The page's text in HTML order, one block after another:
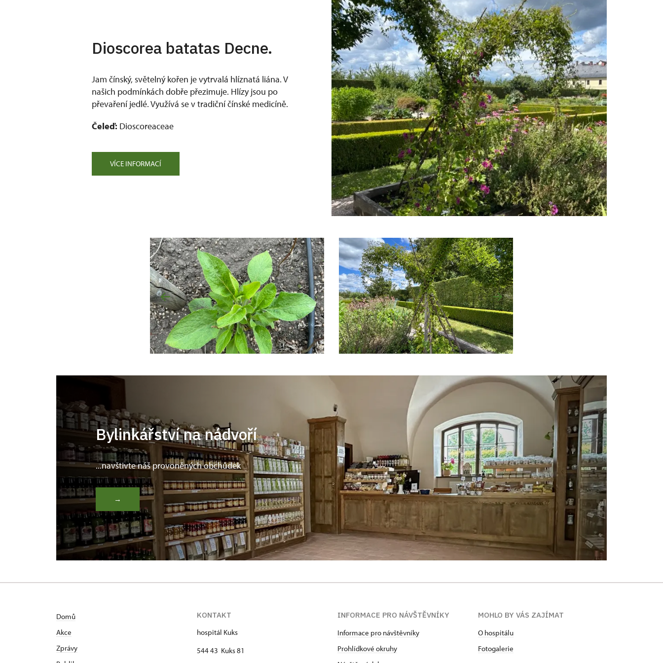
Dioscorea batatas Decne.
Jam čínský, světelný kořen je vytrvalá hlíznatá liána. V
našich podmínkách dobře přezimuje. Hlízy jsou po
převaření jedlé. Využívá se v tradiční čínské medicíně.
Čeleď: Dioscoreaceae
VÍCE INFORMACÍ
Bylinkářství na nádvoří
...navštivte náš provoněných obchůdek
→
Domů
Akce
Zprávy
KONTAKT
hospitál Kuks
544 43 Kuks 81
INFORMACE PRO NÁVŠTĚVNÍKY
Informace pro návštěvníky
Prohlídkové okruhy
MOHLO BY VÁS ZAJÍMAT
O hospitálu
Fotogalerie